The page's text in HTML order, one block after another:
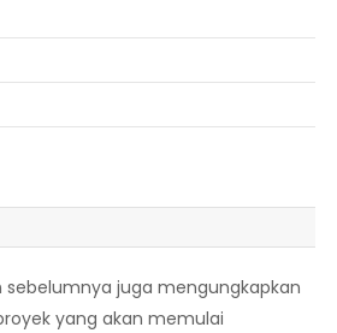
sebelumnya juga mengungkapkan
yang akan memulai